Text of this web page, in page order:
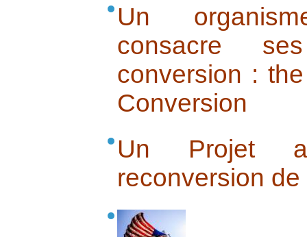
Un
consacre
conversion :
Conversion
Un Projet
reconversion